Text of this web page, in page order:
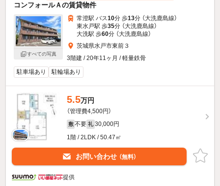
コンフォールＡの賃貸物件
すべての写真
常澄駅 バス10分 歩13分 （大洗鹿島線）
東水戸駅 歩35分 （大洗鹿島線）
大洗駅 歩60分 （大洗鹿島線）
茨城県水戸市東前３
3階建 / 20年11ヶ月 / 軽量鉄骨
駐車場あり
駐輪場あり
5.5万円
（管理費4,500円）
敷 不要 礼 30,000円
1階 / 2LDK / 50.47㎡
お問い合わせ （無料）
提供